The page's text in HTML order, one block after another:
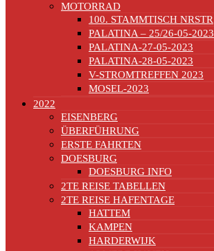
MOTORRAD
100. STAMMTISCH NRSTR
PALATINA – 25/26-05-2023
PALATINA-27-05-2023
PALATINA-28-05-2023
V-STROMTREFFEN 2023
MOSEL-2023
2022
EISENBERG
ÜBERFÜHRUNG
ERSTE FAHRTEN
DOESBURG
DOESBURG INFO
2TE REISE TABELLEN
2TE REISE HAFENTAGE
HATTEM
KAMPEN
HARDERWIJK